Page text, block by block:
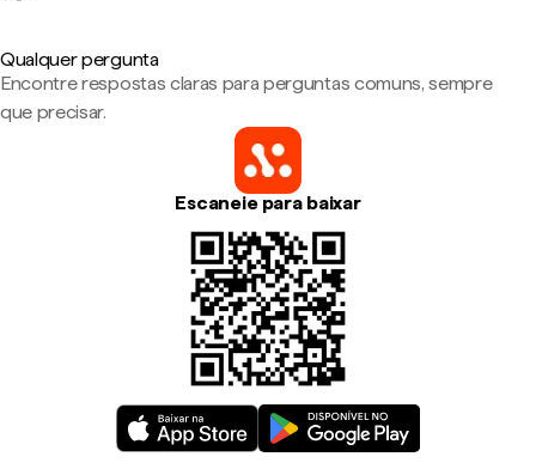
Qualquer pergunta
Encontre respostas claras para perguntas comuns, sempre
que precisar.
Escaneie para baixar